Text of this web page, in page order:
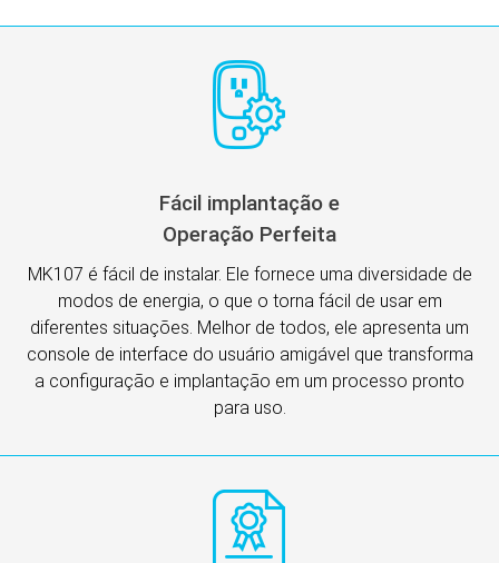
Fácil implantação e
Operação Perfeita
MK107 é fácil de instalar. Ele fornece uma diversidade de
modos de energia, o que o torna fácil de usar em
diferentes situações. Melhor de todos, ele apresenta um
console de interface do usuário amigável que transforma
a configuração e implantação em um processo pronto
para uso.